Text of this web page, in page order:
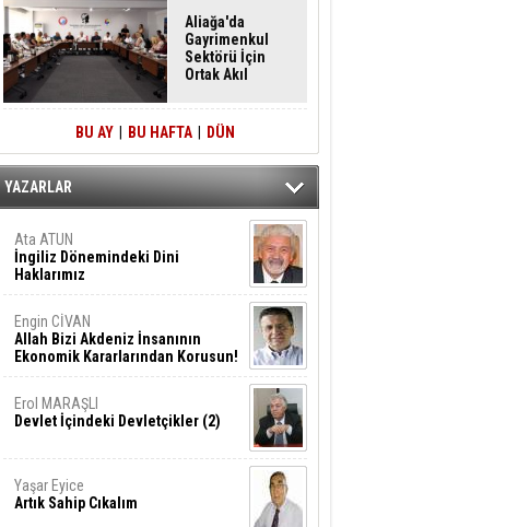
Aliağa'da
Gayrimenkul
Sektörü İçin
Ortak Akıl
BU AY BU HAFTA DÜN
YAZARLAR
Ata ATUN
İngiliz Dönemindeki Dini
Haklarımız
Engin CİVAN
Allah Bizi Akdeniz İnsanının
Ekonomik Kararlarından Korusun!
Erol MARAŞLI
Devlet İçindeki Devletçikler (2)
Yaşar Eyice
Artık Sahip Cıkalım